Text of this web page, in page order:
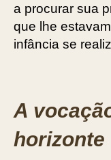
a procurar sua
que lhe
infância se
A
horizonte